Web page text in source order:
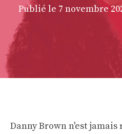
Publié le 7 novembre
Danny Brown n'est jamais